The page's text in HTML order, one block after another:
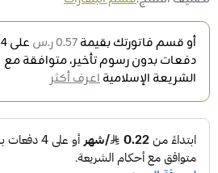
أو قسم فاتورتك بقيمة0.57 ر.س على4
دفعات بدون رسوم تأخير، متوافقة مع
الشريعة الإسلاميةاعرف أكثر